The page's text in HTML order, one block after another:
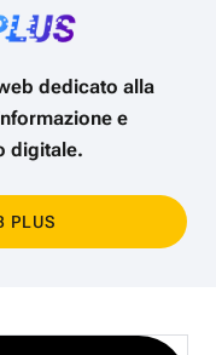
dedicato alla
e
digitale.
PLUS